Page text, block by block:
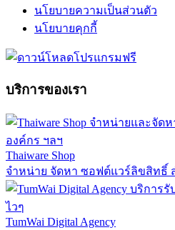
นโยบายความเป็นส่วนตัว
นโยบายคุกกี้
บริการของเรา
Thaiware Shop
จำหน่าย จัดหา ซอฟต์แวร์ลิขสิทธิ์
TumWai Digital Agency